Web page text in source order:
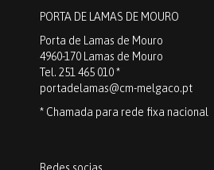
PORTA DE LAMAS DE MOURO
Porta de Lamas de Mouro
4960-170 Lamas de Mouro
Tel. 251 465 010 *
portadelamas@cm-melgaco.pt
* Chamada para rede fixa nacional
Redes socias